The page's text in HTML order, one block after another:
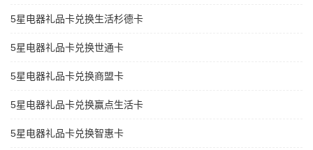
5星电器礼品卡兑换生活杉德卡
5星电器礼品卡兑换世通卡
5星电器礼品卡兑换商盟卡
5星电器礼品卡兑换赢点生活卡
5星电器礼品卡兑换智惠卡